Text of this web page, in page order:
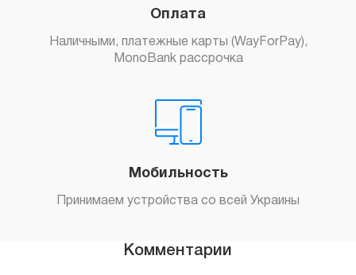
Оплата
Наличными, платежные карты (WayForPay),
MonoBank рассрочка
Мобильность
Принимаем устройства со всей Украины
Комментарии